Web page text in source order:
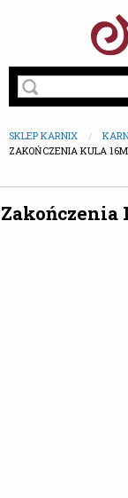
SKLEP KARNIX
ZAKOŃCZENIA KULA
Zakończenia